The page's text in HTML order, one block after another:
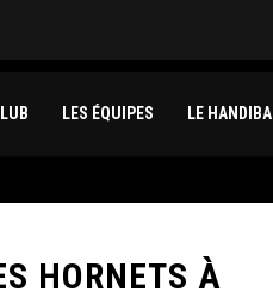
LES ÉQUIPES LE
HORNETS À